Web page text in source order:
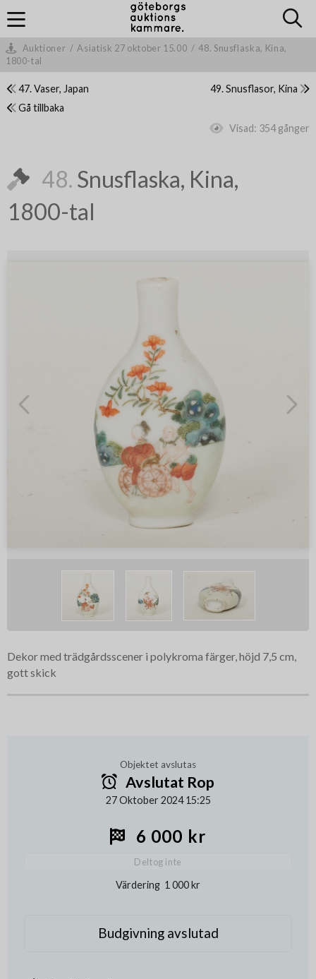
Auktioner / Asiatisk 27 oktober 15.00 / 48. Snusflaska, Kina,
1800-tal
47. Vaser, Japan
49. Snusflasor, Kina
Gå tillbaka
Visad: 354 gånger
48. Snusflaska, Kina,
1800-tal
Dekor med trädgårdsscener i polykroma färger, höjd 7,5 cm,
gott skick
Objektet avslutas
Avslutat Rop
27 Oktober 2024 15:25
6 000 kr
Deltog inte
Värdering 1 000 kr
Budgivning avslutad